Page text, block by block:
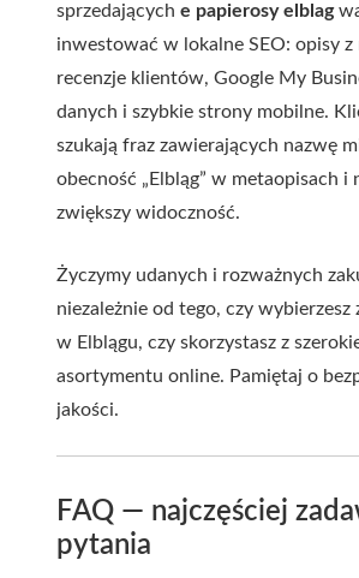
sprzedających e papierosy elblag
inwestować w lokalne SEO: opisy z
recenzje klientów, Google My
danych i szybkie strony mobilne.
szukają fraz zawierających nazwę
obecność „Elbląg” w metaopisach i
zwiększy widoczność.
Życzymy udanych i rozważnych
niezależnie od tego, czy wybierzesz
w Elblągu, czy skorzystasz z
asortymentu online. Pamiętaj o
jakości.
FAQ — najczęściej
pytania